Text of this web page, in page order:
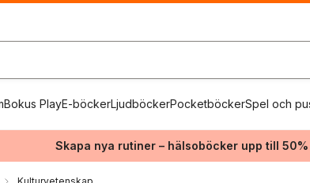
Bokus PlayE-böckerLjudböckerPocketböckerSpel och
Skapa nya rutiner – hälsoböcker upp till